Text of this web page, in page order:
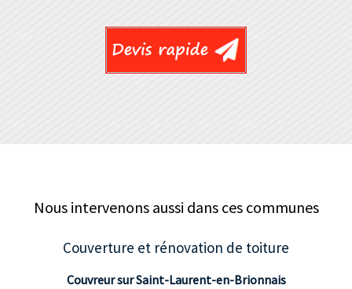
Nous intervenons aussi dans ces communes
Couverture et rénovation de toiture
Couvreur sur Saint-Laurent-en-Brionnais